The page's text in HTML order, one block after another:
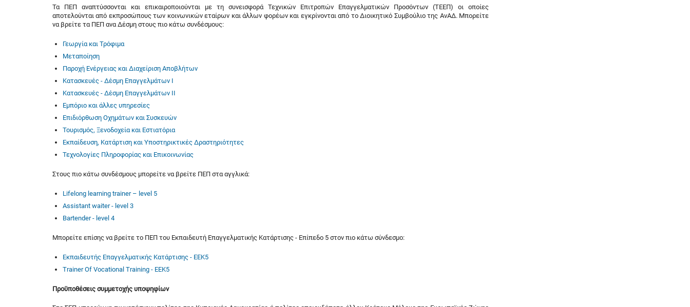
Τα ΠΕΠ αναπτύσσονται και επικαιροποιούνται με τη συνεισφορά Τεχνικών Επιτροπών Επαγγελματικών Προσόντων (ΤΕΕΠ) οι οποίες
αποτελούνται από εκπροσώπους των κοινωνικών εταίρων και άλλων φορέων και εγκρίνονται από το Διοικητικό Συμβούλιο της ΑνΑΔ. Μπορείτε
να βρείτε τα ΠΕΠ ανα Δέσμη στους πιο κάτω συνδέσμους:
Γεωργία και Τρόφιμα
Μεταποίηση
Παροχή Ενέργειας και Διαχείριση Αποβλήτων
Κατασκευές - Δέσμη Επαγγελμάτων Ι
Κατασκευές - Δέσμη Επαγγελμάτων ΙΙ
Εμπόριο και άλλες υπηρεσίες
Επιδιόρθωση Οχημάτων και Συσκευών
Τουρισμός, Ξενοδοχεία και Εστιατόρια
Εκπαίδευση, Κατάρτιση και Υποστηρικτικές Δραστηριότητες
Τεχνολογίες Πληροφορίας και Επικοινωνίας
Στους πιο κάτω συνδέσμους μπορείτε να βρείτε ΠΕΠ στα αγγλικά:
Lifelong learning trainer – level 5
Assistant waiter - level 3
Bartender - level 4
Μπορείτε επίσης να βρείτε το ΠΕΠ του Εκπαιδευτή Επαγγελματικής Κατάρτισης - Επίπεδο 5 στον πιο κάτω σύνδεσμο:
Εκπαιδευτής Επαγγελματικής Κατάρτισης - ΕΕΚ5
Trainer Of Vocational Training - EEK5
Προϋποθέσεις συμμετοχής υποψηφίων